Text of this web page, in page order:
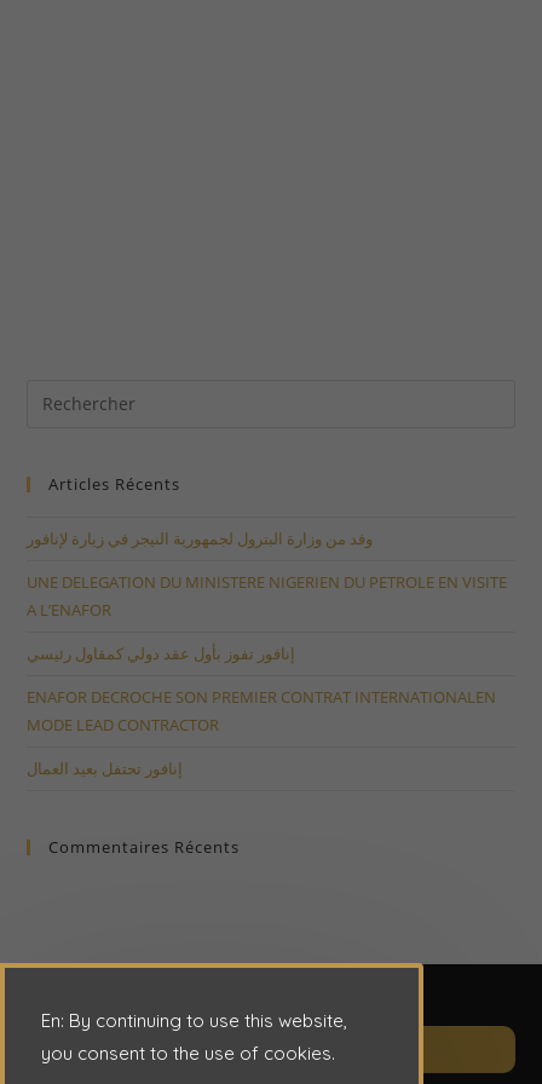
Articles Récents
وفد من وزارة البترول لجمهورية النيجر في زيارة لإنافور
UNE DELEGATION DU MINISTERE NIGERIEN DU PETROLE EN VISITE
A L’ENAFOR
إنافور تفوز بأول عقد دولي كمقاول رئيسي
ENAFOR DECROCHE SON PREMIER CONTRAT INTERNATIONALEN
MODE LEAD CONTRACTOR
إنافور تحتفل بعيد العمال
Commentaires Récents
CONTACT
in
En: By continuing to use this website,
you consent to the use of cookies.